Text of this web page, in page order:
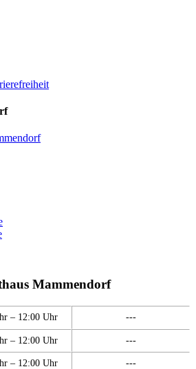
Mammendorf
– 12:00 Uhr ---
– 12:00 Uhr ---
– 12:00 Uhr ---